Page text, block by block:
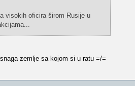
visokih oficira širom Rusije u
zemlje sa kojom si u ratu =/=